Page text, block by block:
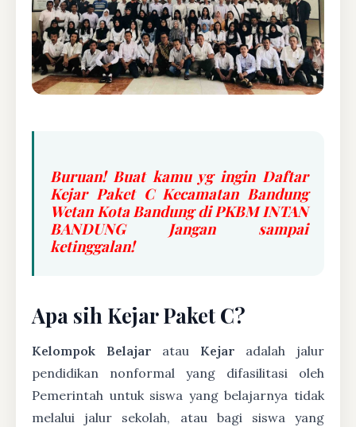
Buruan! Buat kamu yg ingin Daftar
Kejar Paket C Kecamatan Bandung
Wetan Kota Bandung di PKBM INTAN
BANDUNG Jangan sampai
ketinggalan!
Apa sih Kejar Paket C?
Kelompok Belajar atau Kejar adalah jalur
pendidikan nonformal yang difasilitasi oleh
Pemerintah untuk siswa yang belajarnya tidak
melalui jalur sekolah, atau bagi siswa yang